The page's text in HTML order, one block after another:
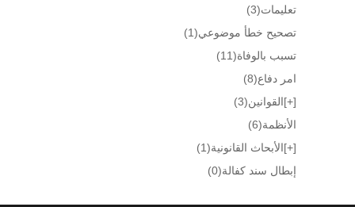
تعليمات(3)
تصحيح خطأ موضوعي(1)
تسبب بالوفاة(11)
امر دفاع(8)
[+]القوانين(3)
الأنظمة(6)
[+]الأبحاث القانونية(1)
إبطال سند كفالة(0)